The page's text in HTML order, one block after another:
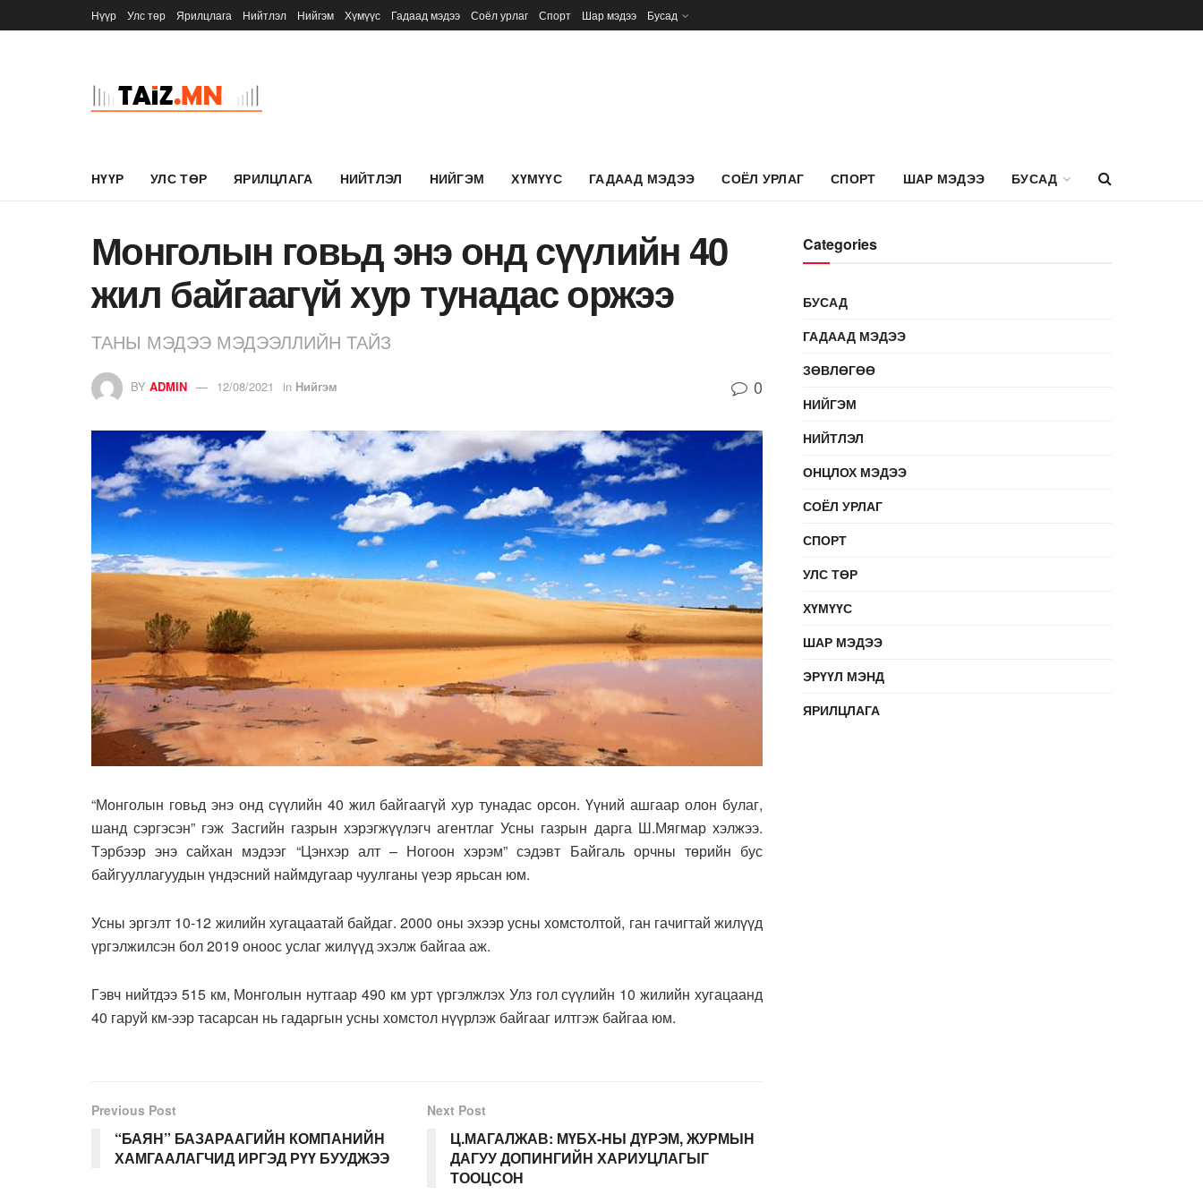
Нүүр Улс төр Ярилцлага Нийтлэл Нийгэм Хүмүүс Гадаад мэдээ Соёл урлаг Спорт Шар мэдээ Бусад
НҮҮР УЛС ТӨР ЯРИЛЦЛАГА НИЙТЛЭЛ НИЙГЭМ ХҮМҮҮС ГАДААД МЭДЭЭ СОЁЛ УРЛАГ СПОРТ ШАР МЭДЭЭ БУСАД
Монголын говьд энэ онд сүүлийн 40
жил байгаагүй хур тунадас оржээ
ТАНЫ МЭДЭЭ МЭДЭЭЛЛИЙН ТАЙЗ
BY ADMIN 12/08/2021 in Нийгэм 0
“Монголын говьд энэ онд сүүлийн 40 жил байгаагүй хур тунадас орсон. Үүний ашгаар олон булаг,
шанд сэргэсэн” гэж Засгийн газрын хэрэгжүүлэгч агентлаг Усны газрын дарга Ш.Мягмар хэлжээ.
Тэрбээр энэ сайхан мэдээг “Цэнхэр алт – Ногоон хэрэм” сэдэвт Байгаль орчны төрийн бус
байгууллагуудын үндэсний наймдугаар чуулганы үеэр ярьсан юм.
Усны эргэлт 10-12 жилийн хугацаатай байдаг. 2000 оны эхээр усны хомстолтой, ган гачигтай жилүүд
үргэлжилсэн бол 2019 оноос услаг жилүүд эхэлж байгаа аж.
Гэвч нийтдээ 515 км, Монголын нутгаар 490 км урт үргэлжлэх Улз гол сүүлийн 10 жилийн хугацаанд
40 гаруй км-ээр тасарсан нь гадаргын усны хомстол нүүрлэж байгааг илтгэж байгаа юм.
Previous Post
“БАЯН” БАЗАРААГИЙН КОМПАНИЙН
ХАМГААЛАГЧИД ИРГЭД РҮҮ БУУДЖЭЭ
Next Post
Ц.МАГАЛЖАВ: МҮБХ-НЫ ДҮРЭМ, ЖУРМЫН
ДАГУУ ДОПИНГИЙН ХАРИУЦЛАГЫГ
ТООЦСОН
Categories
БУСАД
ГАДААД МЭДЭЭ
ЗӨВЛӨГӨӨ
НИЙГЭМ
НИЙТЛЭЛ
ОНЦЛОХ МЭДЭЭ
СОЁЛ УРЛАГ
СПОРТ
УЛС ТӨР
ХҮМҮҮС
ШАР МЭДЭЭ
ЭРҮҮЛ МЭНД
ЯРИЛЦЛАГА